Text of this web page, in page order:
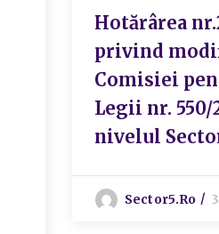
Hotărârea
privind
Comisiei
Legii nr. 550/
nivelul
Sector5.ro